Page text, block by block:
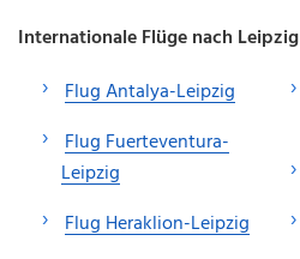
Internationale Flüge nach Leipzig
Flug Antalya-Leipzig
Flug Fuerteventura-
Leipzig
Flug Heraklion-Leipzig